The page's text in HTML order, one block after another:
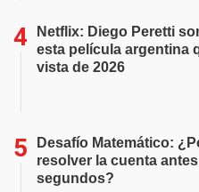
Netflix: Diego Peretti
esta película argentina
vista de 2026
Desafío Matemático:
resolver la cuenta
segundos?